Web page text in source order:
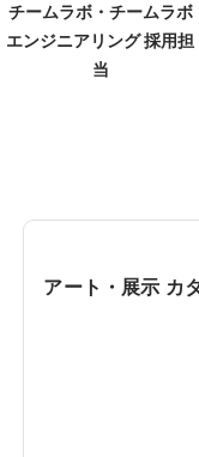
チームラボ・チームラボ
エンジニアリング 採用担
当